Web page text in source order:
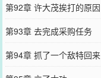
第92章 许大茂挨打的原因
第93章 去完成采购任务
第94章 抓了一个敌特回来